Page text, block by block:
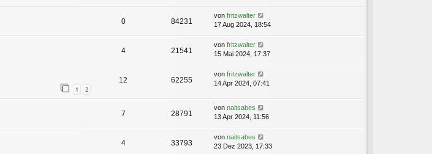
0 84231
von fritzwalter
17 Aug 2024, 18:54
4 21541
von fritzwalter
15 Mai 2024, 17:37
1 2
12 62255
von fritzwalter
14 Apr 2024, 07:41
7 28791
von naitsabes
13 Apr 2024, 11:56
4 33793
von naitsabes
23 Dez 2023, 17:33